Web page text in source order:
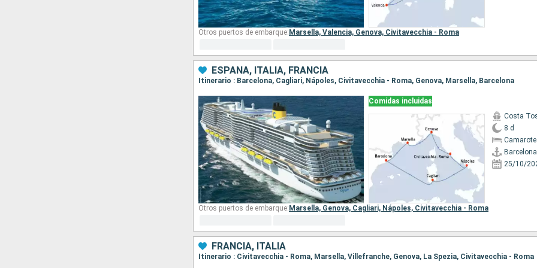
Otros puertos de embarque: Marsella, Valencia, Genova, Civitavecchia - Roma
ESPAÑA, ITALIA, FRANCIA
Itinerario : Barcelona, Cagliari, Nápoles, Civitavecchia - Roma, Genova, Marsella, Barcelona
Comidas incluidas
Costa
8 d
Barcelona
25/10/
Otros puertos de embarque: Marsella, Genova, Cagliari, Nápoles, Civitavecchia - Roma
FRANCIA, ITALIA
Itinerario : Civitavecchia - Roma, Marsella, Villefranche, Genova, La Spezia, Civitavecchia - Roma